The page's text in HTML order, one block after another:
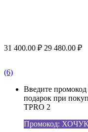
31 400.00 ₽ 29 480.00 ₽
(6)
Введите
подарок при
TPRO 2
Промокод: